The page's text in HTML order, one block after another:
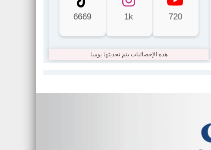
720
1k
6669
هذه الإحصائيات يتم تحديثها يوميا